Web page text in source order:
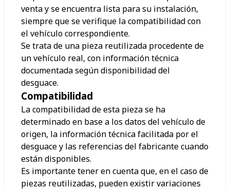
venta y se encuentra lista para su instalación,
siempre que se verifique la compatibilidad con
el vehículo correspondiente.
Se trata de una pieza reutilizada procedente de
un vehículo real, con información técnica
documentada según disponibilidad del
desguace.
Compatibilidad
La compatibilidad de esta pieza se ha
determinado en base a los datos del vehículo de
origen, la información técnica facilitada por el
desguace y las referencias del fabricante cuando
están disponibles.
Es importante tener en cuenta que, en el caso de
piezas reutilizadas, pueden existir variaciones